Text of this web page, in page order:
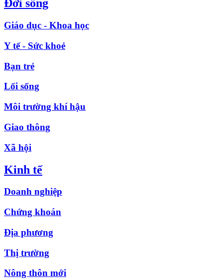
Đời sống
Giáo dục - Khoa học
Y tế - Sức khoẻ
Bạn trẻ
Lối sống
Môi trường khí hậu
Giao thông
Xã hội
Kinh tế
Doanh nghiệp
Chứng khoán
Địa phương
Thị trường
Nông thôn mới